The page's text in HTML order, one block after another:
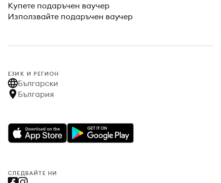
Купете подаръчен ваучер
Използвайте подаръчен ваучер
ЕЗИК И РЕГИОН
Български
България
СЛЕДВАЙТЕ НИ